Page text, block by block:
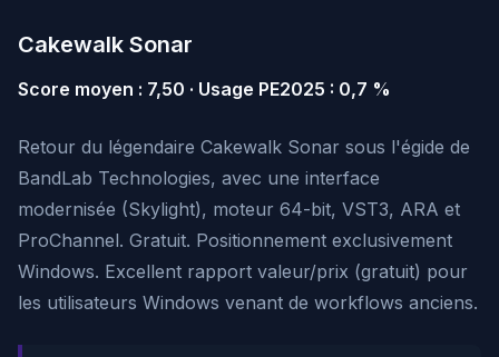
Cakewalk Sonar
Score moyen : 7,50 · Usage PE2025 : 0,7 %
Retour du légendaire Cakewalk Sonar sous l'égide de
BandLab Technologies, avec une interface
modernisée (Skylight), moteur 64-bit, VST3, ARA et
ProChannel. Gratuit. Positionnement exclusivement
Windows. Excellent rapport valeur/prix (gratuit) pour
les utilisateurs Windows venant de workflows anciens.